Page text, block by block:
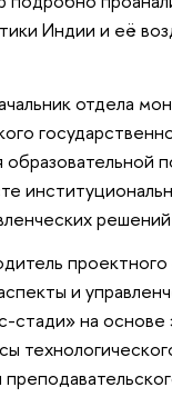
Индии и её
отдела
и
на